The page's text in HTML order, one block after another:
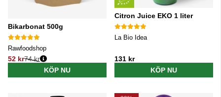
Bikarbonat 500g
Rawfoodshop
52 kr
Ordinarie pris:
74 kr
KÖP NU
Citron Juice EKO 1 liter
La Bio Idea
131 kr
KÖP NU